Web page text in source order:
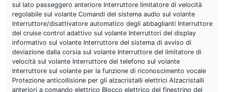
sul lato passeggero anteriore Interruttore limitatore di velocità
regolabile sul volante Comandi del sistema audio sul volante
Interruttore/disattivatore automatico degli abbaglianti Interruttore
del cruise control adattivo sul volante Interruttori del display
informativo sul volante Interruttore del sistema di avviso di
deviazione dalla corsia sul volante Interruttore del limitatore di
velocità sul volante Interruttore del telefono sul volante
Interruttore sul volante per la funzione di riconoscimento vocale
Protezione anticollisione per gli alzacristalli elettrici Alzacristalli
anteriori a comando elettrico Blocco elettrico del finestrino del